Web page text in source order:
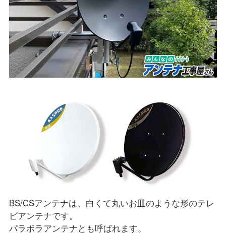
BS/CSアンテナは、白くて丸いお皿のような形のテレ
ビアンテナです。
パラボラアンテナとも呼ばれます。